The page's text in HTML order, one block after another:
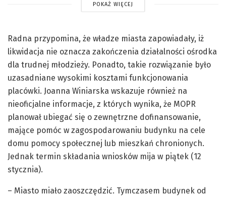
POKAŻ WIĘCEJ
Radna przypomina, że władze miasta zapowiadały, iż
likwidacja nie oznacza zakończenia działalności ośrodka
dla trudnej młodzieży. Ponadto, takie rozwiązanie było
uzasadniane wysokimi kosztami funkcjonowania
placówki. Joanna Winiarska wskazuje również na
nieoficjalne informacje, z których wynika, że MOPR
planował ubiegać się o zewnętrzne dofinansowanie,
mające pomóc w zagospodarowaniu budynku na cele
domu pomocy społecznej lub mieszkań chronionych.
Jednak termin składania wniosków mija w piątek (12
stycznia).
– Miasto miało zaoszczędzić. Tymczasem budynek od